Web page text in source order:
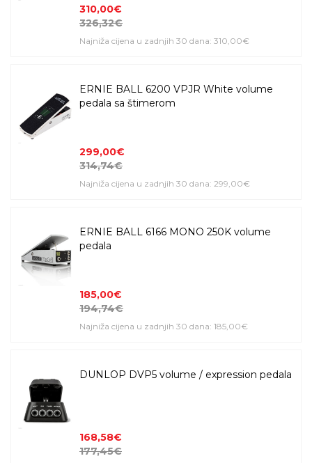
310,00€
326,32€
Najniža cijena u zadnjih 30 dana: 310,00€
ERNIE BALL 6200 VPJR White volume
pedala sa štimerom
299,00€
314,74€
Najniža cijena u zadnjih 30 dana: 299,00€
ERNIE BALL 6166 MONO 250K volume
pedala
185,00€
194,74€
Najniža cijena u zadnjih 30 dana: 185,00€
DUNLOP DVP5 volume / expression pedala
168,58€
177,45€